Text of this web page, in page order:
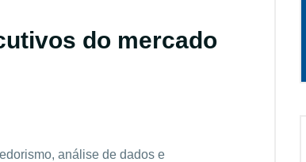
do mercado
análise de dados e